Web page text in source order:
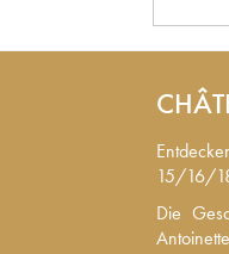
15/16/
Die
Die